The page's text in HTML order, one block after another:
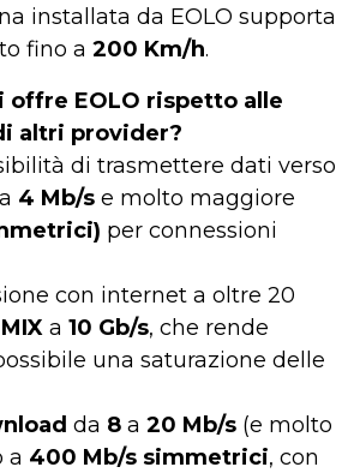
installata da EOLO supporta
fino a 200 Km/h.
offre EOLO rispetto alle
altri provider?
di trasmettere dati verso
4 Mb/s e molto maggiore
per connessioni
con internet a oltre 20
MIX a 10 Gb/s, che rende
una saturazione delle
da 8 a 20 Mb/s (e molto
a 400 Mb/s simmetrici, con